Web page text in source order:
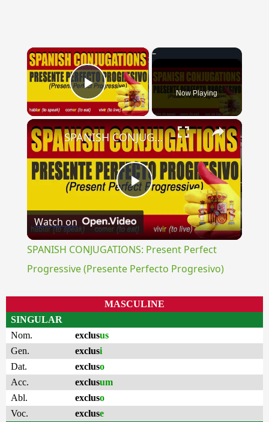
×
Play Video Now Playing
×
Play
Video
SPANISH CONJUGATIONS: Present Perfect Progressive (Presente Perfecto Progresivo)
Watch on
SPANISH CONJUGATIONS: Present Perfect
Progressive (Presente Perfecto Progresivo)
MASCULINE
SINGULAR
Nom.
exclusus
Gen.
exclusi
Dat.
excluso
Acc.
exclusum
Abl.
excluso
Voc.
excluse